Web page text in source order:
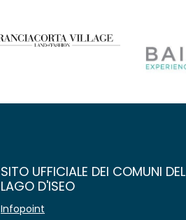
SITO UFFICIALE DEI COMUNI DEL
LAGO D'ISEO
Infopoint